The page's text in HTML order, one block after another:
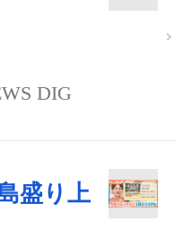
DIG
盛り上